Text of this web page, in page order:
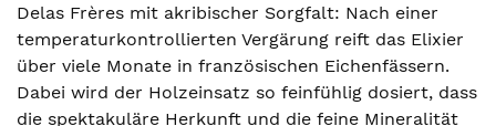
Delas Frères mit akribischer Sorgfalt: Nach einer
temperaturkontrollierten Vergärung reift das Elixier
über viele Monate in französischen Eichenfässern.
Dabei wird der Holzeinsatz so feinfühlig dosiert, dass
die spektakuläre Herkunft und die feine Mineralität